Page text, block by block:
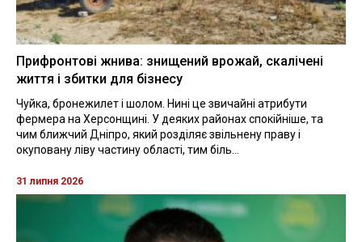
Прифронтові жнива: знищений врожай, скалічені
життя і збитки для бізнесу
Чуйка, бронежилет і шолом. Нині це звичайні атрибути
фермера на Херсонщині. У деяких районах спокійніше, та
чим ближчий Дніпро, який розділяє звільнену праву і
окуповану ліву частину області, тим біль...
31 липня 2026